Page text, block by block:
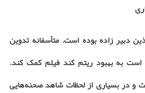
دبیر زاده بوده است. متأسفانه تدوین
است به بهبود ریتم کند فیلم کمک کند.
و در بسیاری از لحظات شاهد صحنه‌هایی